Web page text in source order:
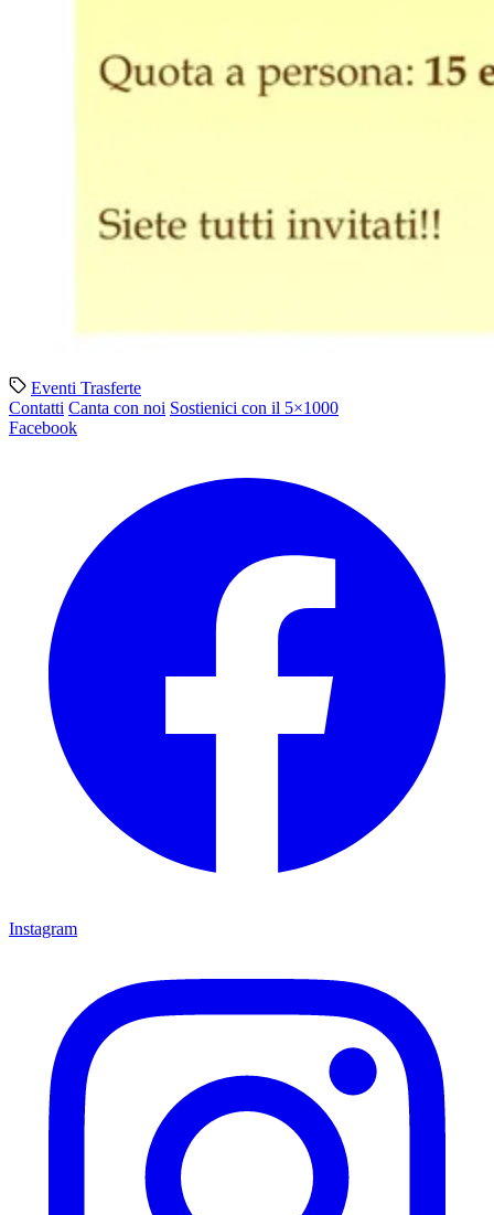
Eventi Trasferte
Contatti Canta con noi Sostienici con il 5×1000
Facebook
Instagram